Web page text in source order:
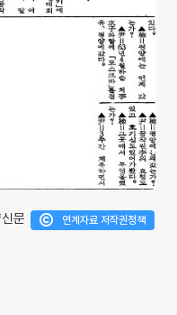
문
연계자료 저작권정책